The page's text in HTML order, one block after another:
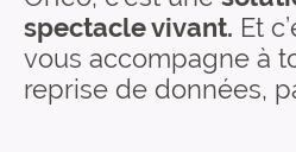
spectacle vivant. Et
vous accompagne à
reprise de données,